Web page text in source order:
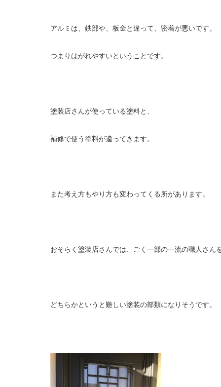
アルミは、鉄部や、板金と違って、密着が悪いです。
つまりはがれやすいということです。
塗装店さんが使っている塗料と、
補修で使う塗料が違ってきます。
また考え方もやり方も変わってくる所があります。
おそらく塗装店さんでは、ごく一部の一流の職人さ
どちらかというと難しい塗装の部類になりそうです。